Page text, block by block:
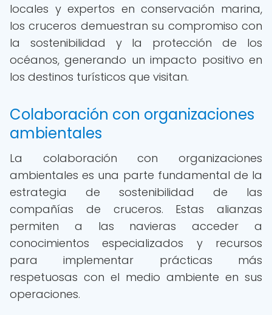
locales y expertos en conservación marina,
los cruceros demuestran su compromiso con
la sostenibilidad y la protección de los
océanos, generando un impacto positivo en
los destinos turísticos que visitan.
Colaboración con organizaciones
ambientales
La colaboración con organizaciones
ambientales es una parte fundamental de la
estrategia de sostenibilidad de las
compañías de cruceros. Estas alianzas
permiten a las navieras acceder a
conocimientos especializados y recursos
para implementar prácticas más
respetuosas con el medio ambiente en sus
operaciones.